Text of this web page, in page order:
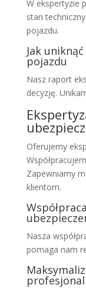
W ekspertyzie
stan
pojazdu.
Jak
pojazdu
Nasz raport
decyzję.
Oferujemy
Zapewniamy
klientom.
Nasza
pomaga nam